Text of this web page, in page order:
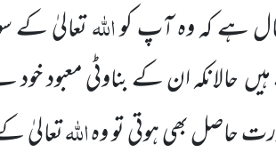
ہے کہ وہ آپ کواللہتعالیٰ کے
حالانکہ ان کے بناوٹی معبود
حاصل بھی ہوتی تو وہاللہتعالیٰ